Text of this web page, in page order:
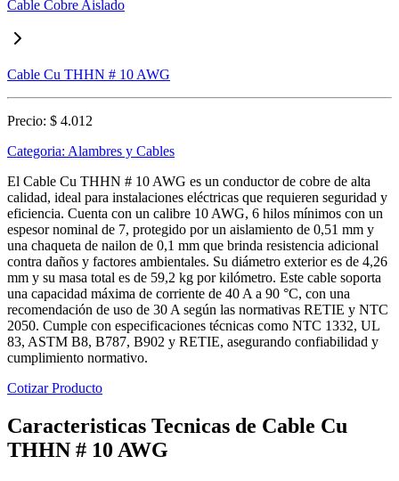
Cable Cobre Aislado
Cable Cu THHN # 10 AWG
Precio: $ 4.012
Categoria: Alambres y Cables
El Cable Cu THHN # 10 AWG es un conductor de cobre de alta
calidad, ideal para instalaciones eléctricas que requieren seguridad y
eficiencia. Cuenta con un calibre 10 AWG, 6 hilos mínimos con un
espesor nominal de 7, protegido por un aislamiento de 0,51 mm y
una chaqueta de nailon de 0,1 mm que brinda resistencia adicional
contra daños y factores ambientales. Su diámetro exterior es de 4,26
mm y su masa total es de 59,2 kg por kilómetro. Este cable soporta
una capacidad máxima de corriente de 40 A a 90 °C, con una
recomendación de uso de 30 A según las normativas RETIE y NTC
2050. Cumple con especificaciones técnicas como NTC 1332, UL
83, ASTM B8, B787, B902 y RETIE, asegurando confiabilidad y
cumplimiento normativo.
Cotizar Producto
Caracteristicas Tecnicas de Cable Cu
THHN # 10 AWG